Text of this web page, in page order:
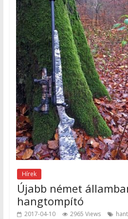
Hírek
Újabb német
hangtompító
2017-04-10 2965 Views